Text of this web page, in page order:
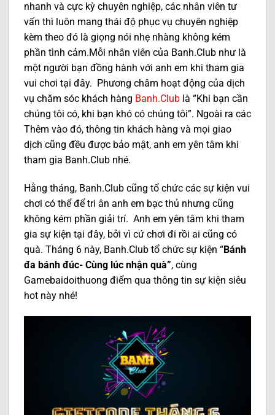
nhanh và cực kỳ chuyên nghiệp, các nhân viên tư
vấn thì luôn mang thái độ phục vụ chuyên nghiệp
kèm theo đó là giọng nói nhẹ nhàng không kém
phần tình cảm.Mỗi nhân viên của Banh.Club như là
một người bạn đồng hành với anh em khi tham gia
vui chơi tại đây. Phương châm hoạt động của dịch
vụ chăm sóc khách hàng Banh.Club là “Khi bạn cần
chúng tôi có, khi bạn khó có chúng tôi”. Ngoài ra các
Thêm vào đó, thông tin khách hàng và mọi giao
dịch cũng đều được bảo mật, anh em yên tâm khi
tham gia Banh.Club nhé.
Hằng tháng, Banh.Club cũng tổ chức các sự kiện vui
chơi có thể để tri ân anh em bạc thủ nhưng cũng
không kém phần giải trí. Anh em yên tâm khi tham
gia sự kiện tại đây, bởi vì cứ chơi đi rồi ai cũng có
quà. Tháng 6 này, Banh.Club tổ chức sự kiện “Bánh
đa bánh đúc- Cùng lúc nhận quà”, cùng
Gamebaidoithuong điểm qua thông tin sự kiện siêu
hot này nhé!